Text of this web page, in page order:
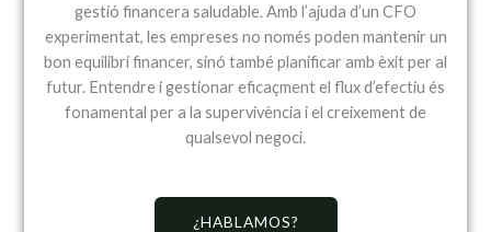
gestió financera saludable. Amb l’ajuda d’un CFO
experimentat, les empreses no només poden mantenir un
bon equilibri financer, sinó també planificar amb èxit per al
futur. Entendre i gestionar eficaçment el flux d’efectiu és
fonamental per a la supervivència i el creixement de
qualsevol negoci.
¿HABLAMOS?